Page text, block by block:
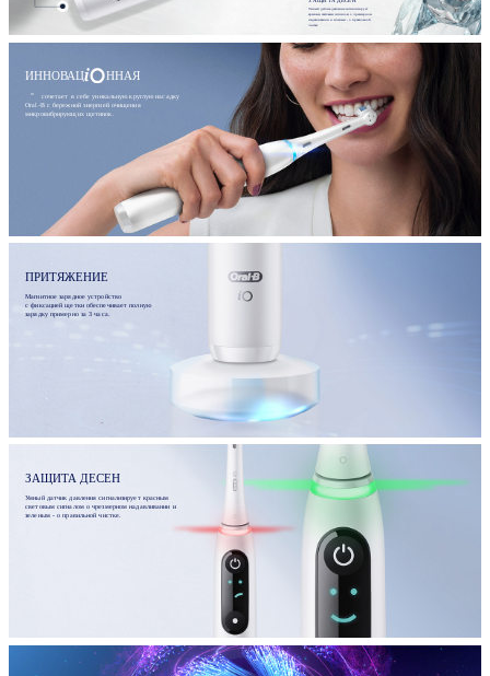
Умный датчик давления сигнализирует
красным световым сигналом о чрезмерном
надавливании и зеленым - о правильной
чистке.
ИННОВАЦ ННАЯ
сочетает в себе уникальную круглую насадку
Oral-B с бережной энергией очищения
микровибрирующих щетинок.
ПРИТЯЖЕНИЕ
Магнитное зарядное устройство
с фиксацией щетки обеспечивает полную
зарядку примерно за 3 часа.
ЗАЩИТА ДЕСЕН
Умный датчик давления сигнализирует красным
световым сигналом о чрезмерном надавливании и
зеленым - о правильной чистке.